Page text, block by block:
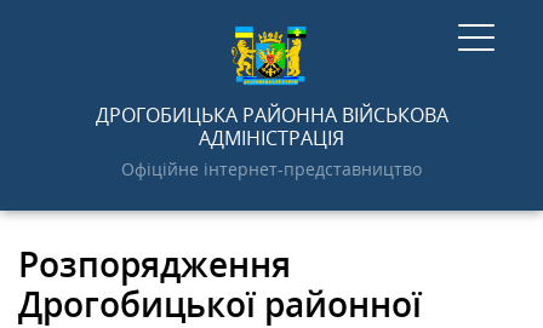
ДРОГОБИЦЬКА РАЙОННА ВІЙСЬКОВА
АДМІНІСТРАЦІЯ
Офіційне інтернет-представництво
Розпорядження
Дрогобицької районної
ГОЛОВНА
АДМІНІСТРАЦІЯ